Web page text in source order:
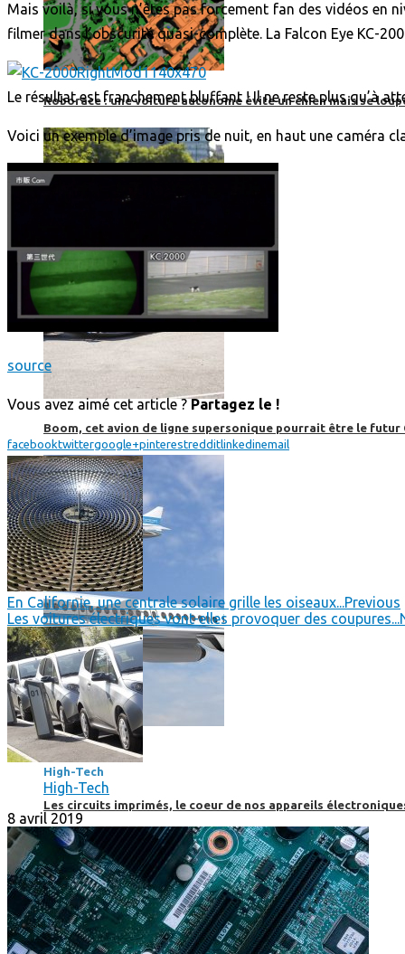
Roborace : une voiture autonome évite un chien mais se
Boom, cet avion de ligne supersonique pourrait être le futur
High-Tech
High-Tech
Les circuits imprimés, le coeur de nos appareils
Mais voilà, si vous n’êtes pas forcement fan des vidéos en
filmer dans l’obscurité quasi-complète. La Falcon Eye KC-
Le résultat est franchement bluffant ! Il ne reste plus qu’à
Voici un exemple d’image pris de nuit, en haut une caméra
source
Vous avez aimé cet article ? Partagez le !
facebooktwittergoogle+pinterestredditlinkedinemail
En Californie, une centrale solaire grille les oiseaux...Previous
Les voitures électriques vont-elles provoquer des coupures...
High-Tech
8 avril 2019